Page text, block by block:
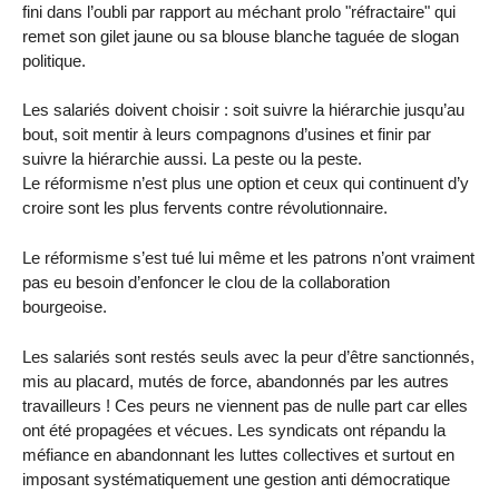
fini dans l’oubli par rapport au méchant prolo "réfractaire" qui
remet son gilet jaune ou sa blouse blanche taguée de slogan
politique.
Les salariés doivent choisir : soit suivre la hiérarchie jusqu’au
bout, soit mentir à leurs compagnons d’usines et finir par
suivre la hiérarchie aussi. La peste ou la peste.
Le réformisme n’est plus une option et ceux qui continuent d’y
croire sont les plus fervents contre révolutionnaire.
Le réformisme s’est tué lui même et les patrons n’ont vraiment
pas eu besoin d’enfoncer le clou de la collaboration
bourgeoise.
Les salariés sont restés seuls avec la peur d’être sanctionnés,
mis au placard, mutés de force, abandonnés par les autres
travailleurs ! Ces peurs ne viennent pas de nulle part car elles
ont été propagées et vécues. Les syndicats ont répandu la
méfiance en abandonnant les luttes collectives et surtout en
imposant systématiquement une gestion anti démocratique